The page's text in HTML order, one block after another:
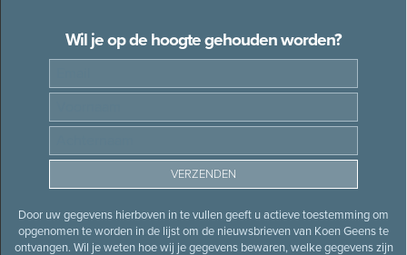
Wil je op de hoogte gehouden worden?
Door uw gegevens hierboven in te vullen geeft u actieve toestemming om
opgenomen te worden in de lijst om de nieuwsbrieven van Koen Geens te
ontvangen. Wil je weten hoe wij je gegevens bewaren, welke gegevens zijn